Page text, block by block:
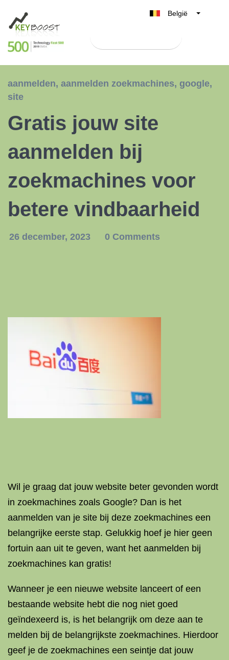
België
Nederland
aanmelden, aanmelden zoekmachines, google,
site
Gratis jouw site
aanmelden bij
zoekmachines voor
betere vindbaarheid
26 december, 2023 0 Comments
Wil je graag dat jouw website beter gevonden wordt
in zoekmachines zoals Google? Dan is het
aanmelden van je site bij deze zoekmachines een
belangrijke eerste stap. Gelukkig hoef je hier geen
fortuin aan uit te geven, want het aanmelden bij
zoekmachines kan gratis!
Wanneer je een nieuwe website lanceert of een
bestaande website hebt die nog niet goed
geïndexeerd is, is het belangrijk om deze aan te
melden bij de belangrijkste zoekmachines. Hierdoor
geef je de zoekmachines een seintje dat jouw